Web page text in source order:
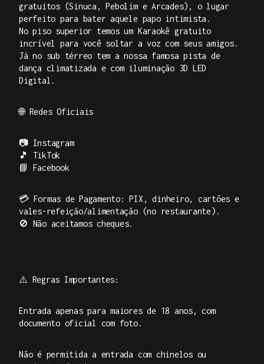
gratuitos (Sinuca, Pebolim e Arcades), o lugar
perfeito para bater aquele papo intimista.
No piso superior temos um Karaokê gratuito
incrível para você soltar a voz com seus amigos.
Já no sub térreo tem a nossa famosa pista de
dança climatizada e com iluminação 3D LED
Digital.
🌐 Redes Oficiais
📷 Instagram
🎵 TikTok
📘 Facebook
💳 Formas de Pagamento: PIX, dinheiro, cartões e
vales-refeição/alimentação (no restaurante).
🚫 Não aceitamos cheques.
⚠️ Regras Importantes:
Entrada apenas para maiores de 18 anos, com
documento oficial com foto.
Não é permitida a entrada com chinelos ou